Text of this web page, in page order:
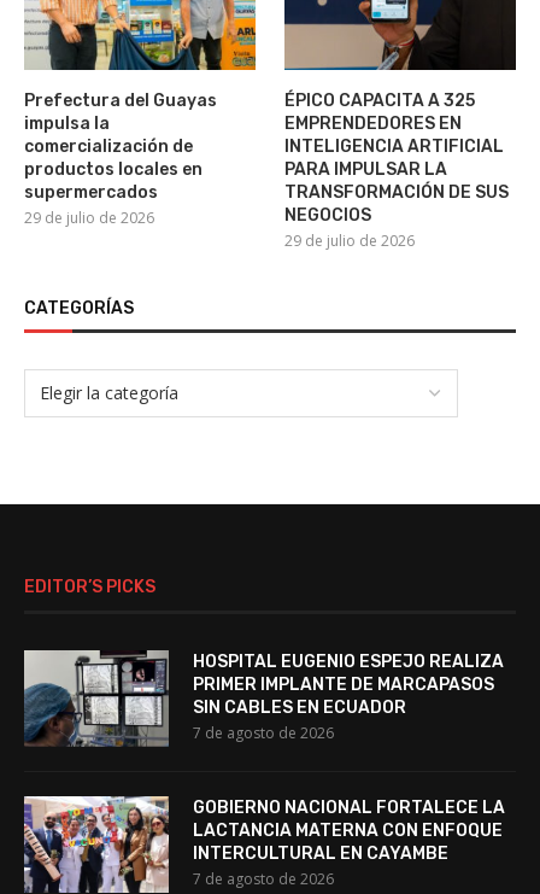
Prefectura del Guayas
impulsa la
comercialización de
productos locales en
supermercados
29 de julio de 2026
ÉPICO CAPACITA A 325
EMPRENDEDORES EN
INTELIGENCIA ARTIFICIAL
PARA IMPULSAR LA
TRANSFORMACIÓN DE SUS
NEGOCIOS
29 de julio de 2026
CATEGORÍAS
EDITOR’S PICKS
HOSPITAL EUGENIO ESPEJO REALIZA
PRIMER IMPLANTE DE MARCAPASOS
SIN CABLES EN ECUADOR
7 de agosto de 2026
GOBIERNO NACIONAL FORTALECE LA
LACTANCIA MATERNA CON ENFOQUE
INTERCULTURAL EN CAYAMBE
7 de agosto de 2026